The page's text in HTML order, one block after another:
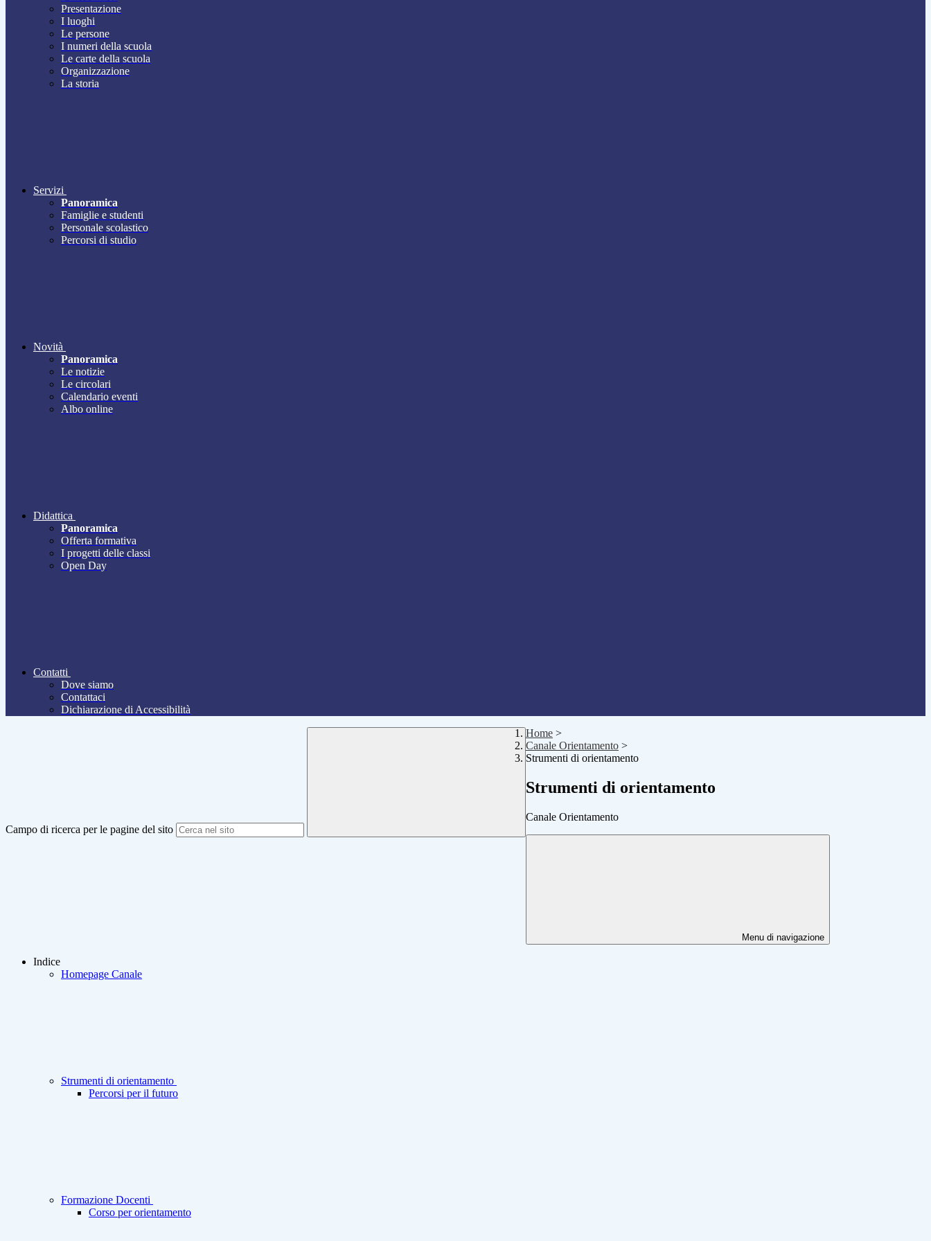
Presentazione
I luoghi
Le persone
I numeri della scuola
Le carte della scuola
Organizzazione
La storia
Servizi
Panoramica
Famiglie e studenti
Personale scolastico
Percorsi di studio
Novità
Panoramica
Le notizie
Le circolari
Calendario eventi
Albo online
Didattica
Panoramica
Offerta formativa
I progetti delle classi
Open Day
Contatti
Dove siamo
Contattaci
Dichiarazione di Accessibilità
Campo di ricerca per le pagine del sito
Home >
Canale Orientamento >
Strumenti di orientamento
Strumenti di orientamento
Canale Orientamento
Menu di navigazione
Indice
Homepage Canale
Strumenti di orientamento
Percorsi per il futuro
Formazione Docenti
Corso per orientamento